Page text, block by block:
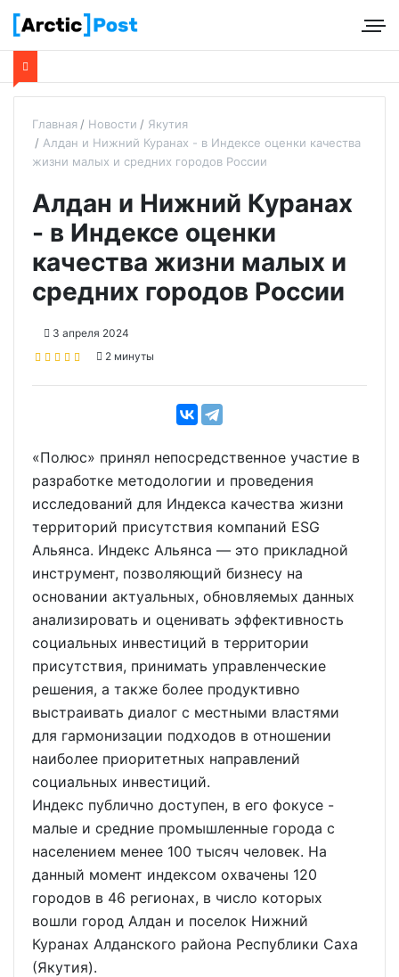
Главная Новости
Якутия
Алдан и Нижний Куранах - в Индексе оценки качества
жизни малых и средних городов России
Алдан и Нижний Куранах
- в Индексе оценки
качества жизни малых и
средних городов России
3 апреля 2024
2 минуты
«Полюс» принял непосредственное участие в
разработке методологии и проведения
исследований для Индекса качества жизни
территорий присутствия компаний ESG
Альянса. Индекс Альянса — это прикладной
инструмент, позволяющий бизнесу на
основании актуальных, обновляемых данных
анализировать и оценивать эффективность
социальных инвестиций в территории
присутствия, принимать управленческие
решения, а также более продуктивно
выстраивать диалог с местными властями
для гармонизации подходов в отношении
наиболее приоритетных направлений
социальных инвестиций.
Индекс публично доступен, в его фокусе -
малые и средние промышленные города с
населением менее 100 тысяч человек. На
данный момент индексом охвачены 120
городов в 46 регионах, в число которых
вошли город Алдан и поселок Нижний
Куранах Алданского района Республики Саха
(Якутия).